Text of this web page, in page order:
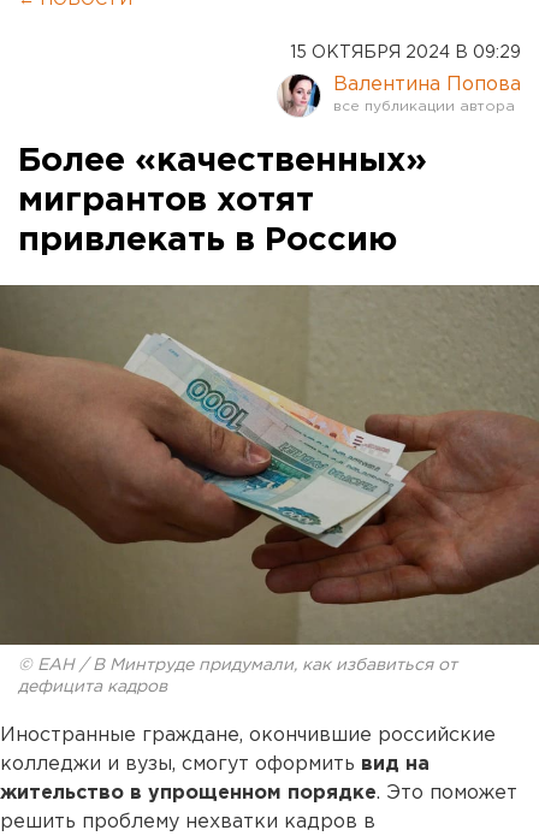
15 ОКТЯБРЯ 2024 В 09:29
Валентина Попова
Более «качественных»
мигрантов хотят
привлекать в Россию
© ЕАН / В Минтруде придумали, как избавиться от
дефицита кадров
Иностранные граждане, окончившие российские
колледжи и вузы, смогут оформить вид на
жительство в упрощенном порядке. Это поможет
решить проблему нехватки кадров в